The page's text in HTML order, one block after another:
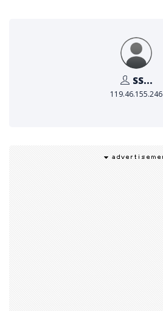
SS...
119.46.155.246